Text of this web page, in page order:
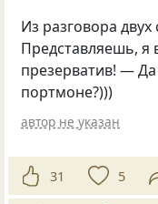
Из разговора
Представляешь, я
презерватив! — Да
портмоне?)))
автор не указан
31 5